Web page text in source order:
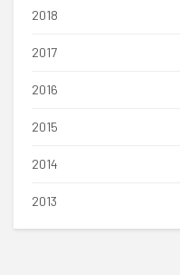
2018
2017
2016
2015
2014
2013